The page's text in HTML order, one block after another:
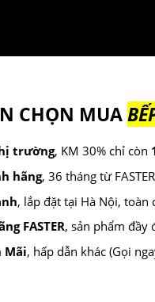
CHỌN MUA
trường, KM 30% chỉ còn
hãng, 36 tháng từ FASTER
, lắp đặt tại Hà Nội, toàn
FASTER, sản phẩm đầy
Mãi, hấp dẫn khác (Gọi